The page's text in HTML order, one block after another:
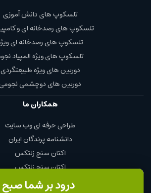
درود بر شما صبح
تلسکوپ های دانش آموزی
تلسکوپ های رصدخانه ای و
تلسکوپ های رصدخانه ای
تلسکوپ های ویژه المپیاد
دوربین های ویژه طبیعتگردی
دوربین های دوچشمی
همکاران ما
طراحی حرفه ای وب سایت
دانشنامه پرندگان ایران
اکتان سنج زلتکس
اکتان سنج زلتکس
چای و قهوه محمود